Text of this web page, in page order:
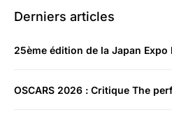
Derniers articles
25ème édition de la Japan Expo
OSCARS 2026 : Critique The